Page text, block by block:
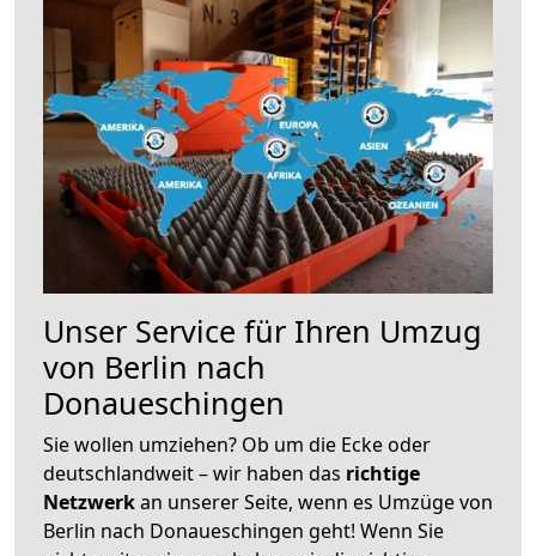
Unser Service für Ihren Umzug
von Berlin nach
Donaueschingen
Sie wollen umziehen? Ob um die Ecke oder
deutschlandweit – wir haben das richtige
Netzwerkan unserer Seite, wenn es Umzüge von
Berlin nach Donaueschingen geht! Wenn Sie